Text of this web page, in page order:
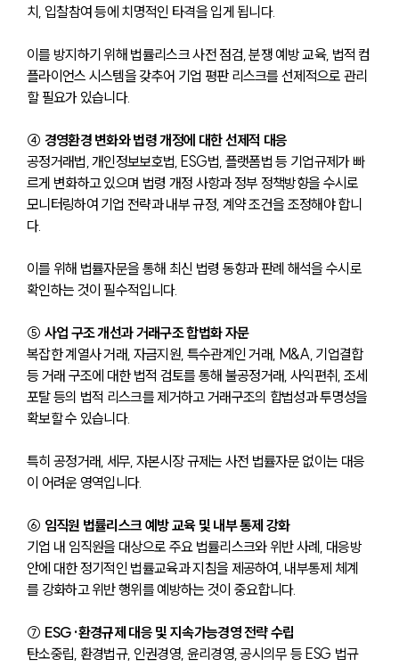
치, 입찰참여 등에 치명적인 타격을 입게 됩니다.
이를 방지하기 위해 법률리스크 사전 점검, 분쟁 예방 교육, 법적 컴
플라이언스 시스템을 갖추어 기업 평판 리스크를 선제적으로 관리
할 필요가 있습니다.
④ 경영환경 변화와 법령 개정에 대한 선제적 대응
공정거래법, 개인정보보호법, ESG법, 플랫폼법 등 기업규제가 빠
르게 변화하고 있으며 법령 개정 사항과 정부 정책방향을 수시로
모니터링하여 기업 전략과 내부 규정, 계약 조건을 조정해야 합니
다.
이를 위해 법률자문을 통해 최신 법령 동향과 판례 해석을 수시로
확인하는 것이 필수적입니다.
⑤ 사업 구조 개선과 거래구조 합법화 자문
복잡한 계열사 거래, 자금지원, 특수관계인 거래, M&A, 기업결합
등 거래 구조에 대한 법적 검토를 통해 불공정거래, 사익편취, 조세
포탈 등의 법적 리스크를 제거하고 거래구조의 합법성과 투명성을
확보할 수 있습니다.
특히 공정거래, 세무, 자본시장 규제는 사전 법률자문 없이는 대응
이 어려운 영역입니다.
⑥ 임직원 법률리스크 예방 교육 및 내부 통제 강화
기업 내 임직원을 대상으로 주요 법률리스크와 위반 사례, 대응방
안에 대한 정기적인 법률교육과 지침을 제공하여, 내부통제 체계
를 강화하고 위반 행위를 예방하는 것이 중요합니다.
⑦ ESG·환경규제 대응 및 지속가능경영 전략 수립
탄소중립, 환경법규, 인권경영, 윤리경영, 공시의무 등 ESG 법규